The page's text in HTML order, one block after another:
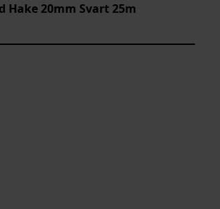
Hake 20mm Svart 25m